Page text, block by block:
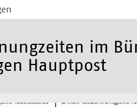
im
Hauptpost